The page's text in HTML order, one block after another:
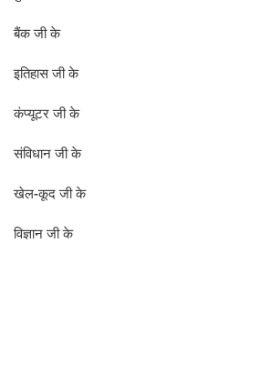
बैंक जी के
इतिहास जी के
कंप्यूटर जी के
संविधान जी के
खेल-कूद जी के
विज्ञान जी के